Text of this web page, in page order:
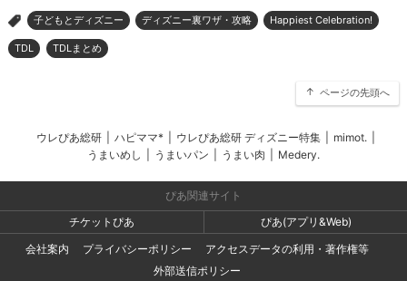
> 子どもとディズニー ディズニー裏ワザ・攻略 Happiest Celebration!
TDL TDLまとめ
ページの先頭へ
ウレぴあ総研 ハピママ* ウレぴあ総研 ディズニー特集 mimot.
うまいめし
うまいパン うまい肉 Medery.
ぴあ関連サイト
チケットぴあ
ぴあ(アプリ&Web)
会社案内
プライバシーポリシー
アクセスデータの利用・著作権等
外部送信ポリシー